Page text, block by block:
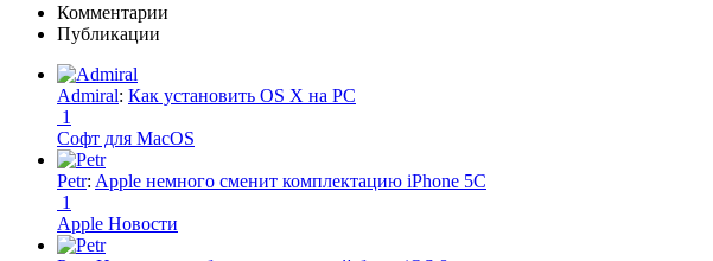
Комментарии
Публикации
Admiral: Как установить OS X на PC
1
Софт для MacOS
Petr: Apple немного сменит комплектацию iPhone 5C
1
Apple Новости